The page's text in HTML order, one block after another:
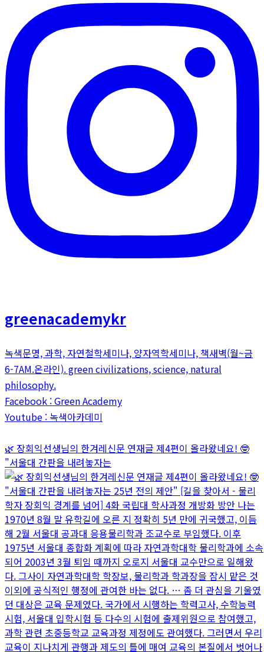
greenacademykr
녹색문명, 과학, 자연철학세미나, 양자역학세미나, 책새벽(월~금
6-7AM.온라인). green civilizations, science, natural
philosophy.
Facebook : Green Academy
Youtube : 녹색아카데미
🌿 장회익선생님의 한겨레신문 연재글 제4편이 올라왔네요! 🤓
"서울대 간판을 내려놓자는